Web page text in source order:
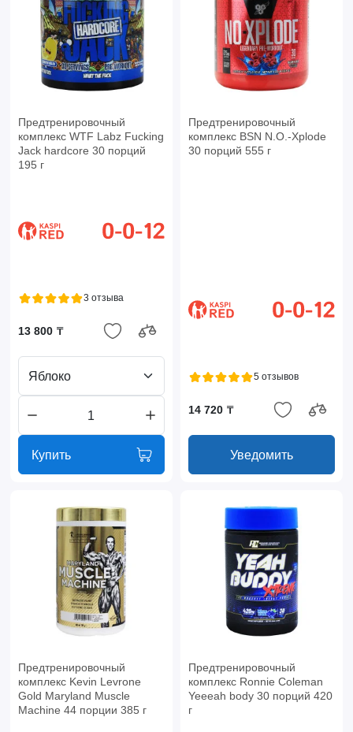
Предтренировочный
комплекс WTF Labz Fucking
Jack hardcore 30 порций
195 г
3 отзыва
13 800 ₸
Яблоко
Купить
Предтренировочный
комплекс BSN N.O.-Xplode
30 порций 555 г
5 отзывов
14 720 ₸
Уведомить
Предтренировочный
комплекс Kevin Levrone
Gold Maryland Muscle
Machine 44 порции 385 г
Предтренировочный
комплекс Ronnie Coleman
Yeeeah body 30 порций 420
г